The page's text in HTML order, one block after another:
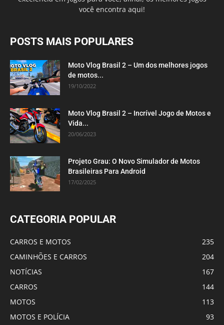
você encontra aqui!
POSTS MAIS POPULARES
Moto Vlog Brasil 2 – Um dos melhores jogos
de motos...
19/10/2022
Moto Vlog Brasil 2 – Incrível Jogo de Motos e
Vida...
20/06/2023
Projeto Grau: O Novo Simulador de Motos
Brasileiras Para Android
17/02/2025
CATEGORIA POPULAR
CARROS E MOTOS
235
CAMINHÕES E CARROS
204
NOTÍCIAS
167
CARROS
144
MOTOS
113
MOTOS E POLÍCIA
93